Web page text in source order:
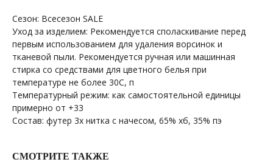
Сезон: Всесезон SALE
Уход за изделием: Рекомендуется споласкивание перед
первым использованием для удаления ворсинок и
тканевой пыли. Рекомендуется ручная или машинная
стирка со средствами для цветного белья при
температуре не более 30С, п
Температурный режим: как самостоятельной единицы
примерно от +33
Состав: футер 3х нитка с начесом, 65% хб, 35% пэ
СМОТРИТЕ ТАКЖЕ